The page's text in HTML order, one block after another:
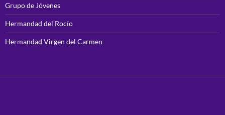
Grupo de Jóvenes
Hermandad del Rocío
Hermandad Virgen del Carmen